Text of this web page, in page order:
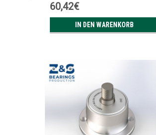
60,42€
IN DEN WARENKORB